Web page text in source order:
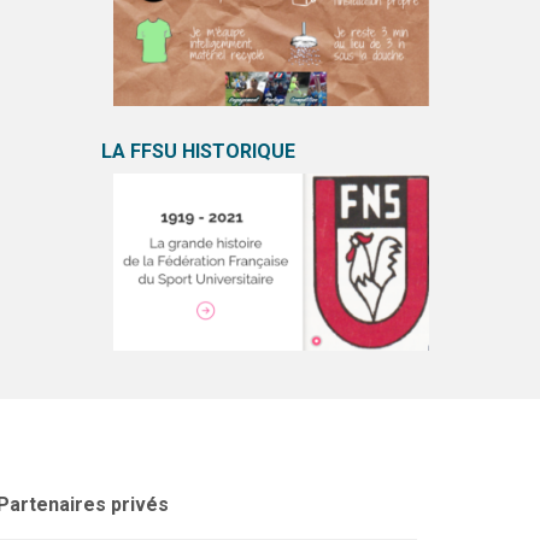
LA FFSU HISTORIQUE
Partenaires privés